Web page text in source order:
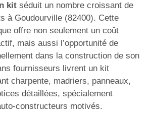
kit séduit un nombre croissant de
à Goudourville (82400). Cette
offre non seulement un coût
mais aussi l’opportunité de
dans la construction de son
fournisseurs livrent un kit
charpente, madriers, panneaux,
détaillées, spécialement
constructeurs motivés.